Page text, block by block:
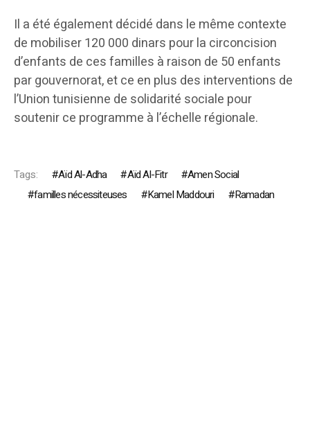
Il a été également décidé dans le même contexte
de mobiliser 120 000 dinars pour la circoncision
d’enfants de ces familles à raison de 50 enfants
par gouvernorat, et ce en plus des interventions de
l’Union tunisienne de solidarité sociale pour
soutenir ce programme à l’échelle régionale.
Tags: Aïd Al-Adha Aïd Al-Fitr
Amen Social
familles nécessiteuses
Kamel Maddouri Ramadan